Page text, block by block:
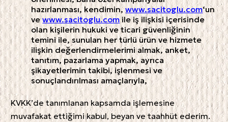
hazırlanması, kendimin,www.sacitoglu.com‘un
vewww.sacitoglu.comile iş ilişkisi içerisinde
olan kişilerin hukuki ve ticari güvenliğinin
temini ile, sunulan her türlü ürün ve hizmete
ilişkin değerlendirmelerimi almak, anket,
tanıtım, pazarlama yapmak, ayrıca
şikayetlerimin takibi, işlenmesi ve
sonuçlandırılması amaçlarıyla,
KVKK’de tanımlanan kapsamda işlemesine
muvafakat ettiğimi kabul, beyan ve taahhüt ederim.